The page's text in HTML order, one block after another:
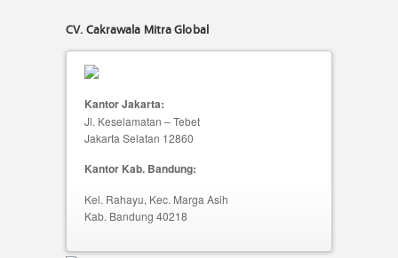
CV. Cakrawala Mitra Global
Kantor Jakarta:
Jl. Keselamatan – Tebet
Jakarta Selatan 12860
Kantor Kab. Bandung:
Kel. Rahayu, Kec. Marga Asih
Kab. Bandung 40218